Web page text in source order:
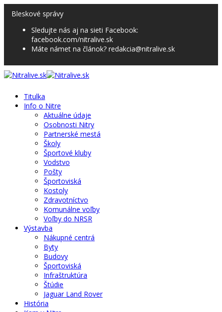
Bleskové správy
Sledujte nás aj na sieti Facebook:
facebook.com/nitralive.sk
Máte námet na článok? redakcia@nitralive.sk
Titulka
Info o Nitre
Aktuálne údaje
Osobnosti Nitry
Partnerské mestá
Školy
Športové kluby
Vodstvo
Pošty
Športoviská
Kostoly
Zdravotníctvo
Komunálne voľby
Voľby do NRSR
Výstavba
Nákupné centrá
Byty
Budovy
Športoviská
Infraštruktúra
Štúdie
Jaguar Land Rover
História